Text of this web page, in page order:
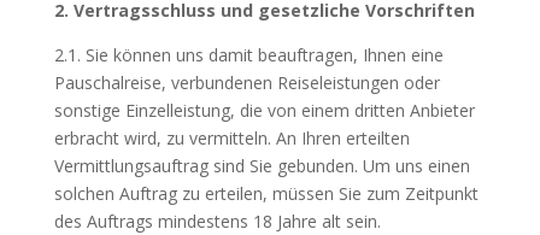
2. Vertragsschluss und gesetzliche Vorschriften
2.1. Sie können uns damit beauftragen, Ihnen eine
Pauschalreise, verbundenen Reiseleistungen oder
sonstige Einzelleistung, die von einem dritten Anbieter
erbracht wird, zu vermitteln. An Ihren erteilten
Vermittlungsauftrag sind Sie gebunden. Um uns einen
solchen Auftrag zu erteilen, müssen Sie zum Zeitpunkt
des Auftrags mindestens 18 Jahre alt sein.